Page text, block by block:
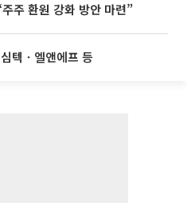
주 환원 강화 방안 마련”
텍ㆍ엘앤에프 등